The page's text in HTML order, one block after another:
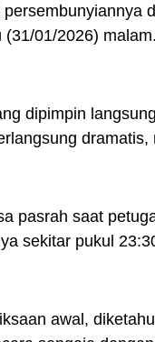
(31/01/2026) malam.
dipimpin
pasrah saat
sekitar pukul
awal,